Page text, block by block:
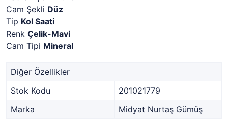
Cam Şekli Düz
Tip Kol Saati
Renk Çelik-Mavi
Cam Tipi Mineral
Diğer Özellikler
Stok Kodu
201021779
Marka
Midyat Nurtaş Gümüş